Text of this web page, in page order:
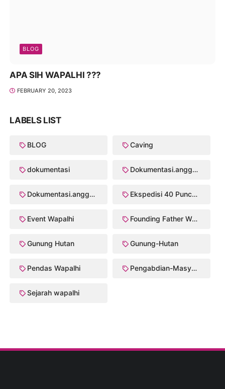
BLOG
APA SIH WAPALHI ???
FEBRUARY 20, 2023
LABELS LIST
BLOG Caving
dokumentasi Dokumentasi.anggota
Dokumentasi.anggota Crk/2003 Ekspedisi 40 Puncak Wapalhi
Event Wapalhi Founding Father Walhi/Wapalhi
Gunung Hutan Gunung-Hutan
Pendas Wapalhi Pengabdian-Masyarakat
Sejarah wapalhi